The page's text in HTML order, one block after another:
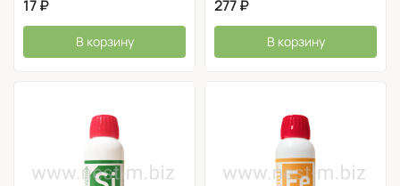
17₽
В корзину
277₽
В корзину